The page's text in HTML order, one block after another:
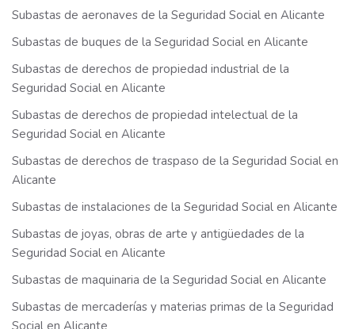
Subastas de aeronaves de la Seguridad Social en Alicante
Subastas de buques de la Seguridad Social en Alicante
Subastas de derechos de propiedad industrial de la
Seguridad Social en Alicante
Subastas de derechos de propiedad intelectual de la
Seguridad Social en Alicante
Subastas de derechos de traspaso de la Seguridad Social en
Alicante
Subastas de instalaciones de la Seguridad Social en Alicante
Subastas de joyas, obras de arte y antigüedades de la
Seguridad Social en Alicante
Subastas de maquinaria de la Seguridad Social en Alicante
Subastas de mercaderías y materias primas de la Seguridad